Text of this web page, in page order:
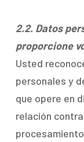
2.2. Datos
proporcione
Usted
personales y
que opere en
relación